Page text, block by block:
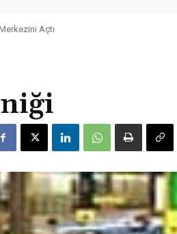
Açtı
Yeni Dönem